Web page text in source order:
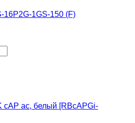
16P2G-1GS-150 (F)
cAP ac, белый [RBcAPGi-